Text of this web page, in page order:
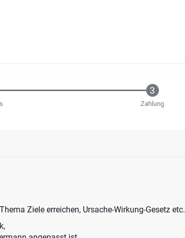
Zahlung
Ziele erreichen, Ursache-Wirkung-Gesetz etc.